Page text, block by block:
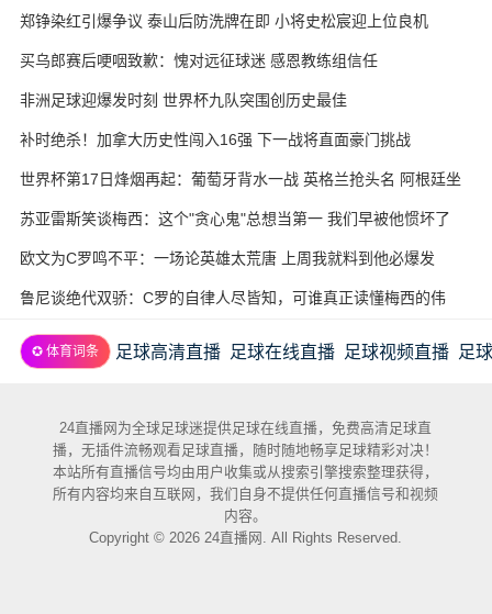
郑铮染红引爆争议 泰山后防洗牌在即 小将史松宸迎上位良机
买乌郎赛后哽咽致歉：愧对远征球迷 感恩教练组信任
非洲足球迎爆发时刻 世界杯九队突围创历史最佳
补时绝杀！加拿大历史性闯入16强 下一战将直面豪门挑战
世界杯第17日烽烟再起：葡萄牙背水一战 英格兰抢头名 阿根廷坐
收渔利
苏亚雷斯笑谈梅西：这个"贪心鬼"总想当第一 我们早被他惯坏了
欧文为C罗鸣不平：一场论英雄太荒唐 上周我就料到他必爆发
鲁尼谈绝代双骄：C罗的自律人尽皆知，可谁真正读懂梅西的伟
✪ 体育词条 足球高清直播 足球在线直播 足球视频直播 足
24直播网为全球足球迷提供足球在线直播，免费高清足球直
播，无插件流畅观看足球直播，随时随地畅享足球精彩对决！
本站所有直播信号均由用户收集或从搜索引擎搜索整理获得，
所有内容均来自互联网，我们自身不提供任何直播信号和视频
内容。
Copyright © 2026 24直播网. All Rights Reserved.